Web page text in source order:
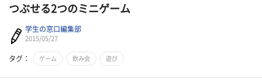
つぶせる2つのミニゲーム
学生の窓口編集部
2015/05/27
タグ： ゲーム 飲み会 遊び